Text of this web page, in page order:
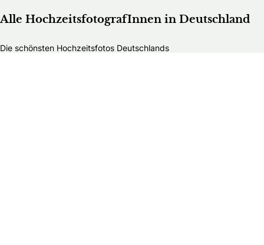
Alle HochzeitsfotografInnen in Deutschland
Die schönsten Hochzeitsfotos Deutschlands